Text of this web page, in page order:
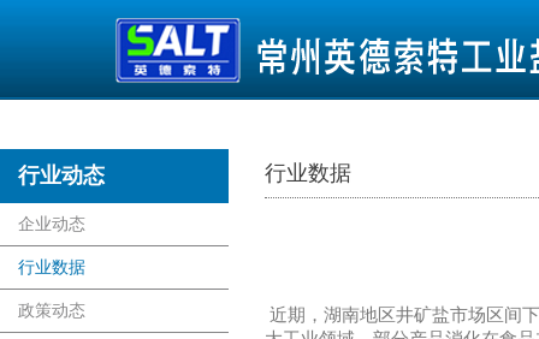
行业动态
企业动态
行业数据
政策动态
行业数据
近期，湖南地区井矿盐市场区间